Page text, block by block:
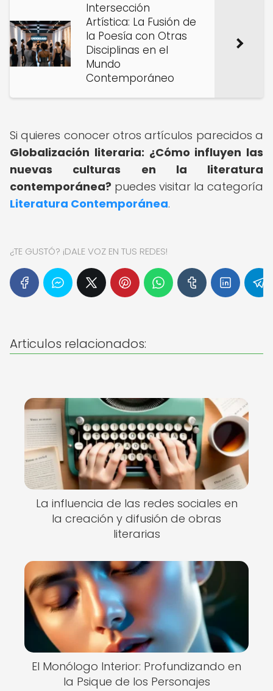
Intersección
Artística: La Fusión de
la Poesía con Otras
Disciplinas en el
Mundo
Contemporáneo
Si quieres conocer otros artículos parecidos a
Globalización literaria: ¿Cómo influyen las
nuevas culturas en la literatura
contemporánea? puedes visitar la categoría
Literatura Contemporánea.
¿TE GUSTÓ? ¡DALE VOZ EN TUS REDES!
Articulos relacionados:
La influencia de las redes sociales en
la creación y difusión de obras
literarias
El Monólogo Interior: Profundizando en
la Psique de los Personajes